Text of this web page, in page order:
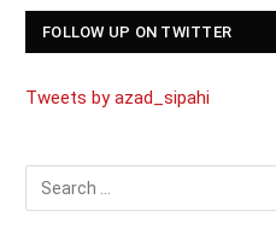
FOLLOW UP ON TWITTER
Tweets by azad_sipahi